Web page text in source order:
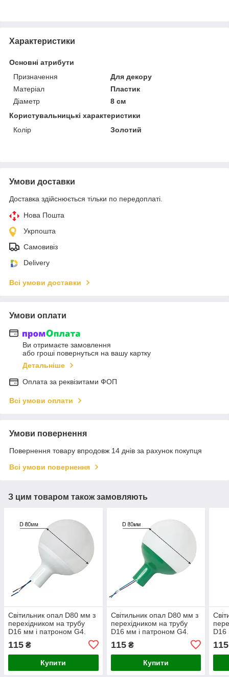
Характеристики
Основні атрибути
Призначення
Для декору
Матеріал
Пластик
Діаметр
8 см
Користувальницькі характеристики
Колір
Золотий
Умови доставки
Доставка здійснюється тільки по передоплаті.
Нова Пошта
Укрпошта
Самовивіз
Delivery
Всі умови доставки
Умови оплати
Ви отримаєте замовлення
або гроші повернуться на вашу картку
Детальніше
Оплата за реквізитами ФОП
Всі умови оплати
Умови повернення
Повернення товару впродовж 14 днів за рахунок покупця
Всі умови повернення
З цим товаром також замовляють
Світильник опал D80 мм з
перехідником на трубу
D16 мм і патроном G4.
115 ₴
Купити
Світильник опал D80 мм з
перехідником на трубу
D16 мм і патроном G4.
115₴
Купити
D16
115